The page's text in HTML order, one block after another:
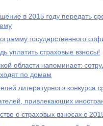
в 2015 году передать
государственного
уплатить страховые взносы!
области напоминает:
по домам
литературного конкурса
привлекающих
о страховых взносах с